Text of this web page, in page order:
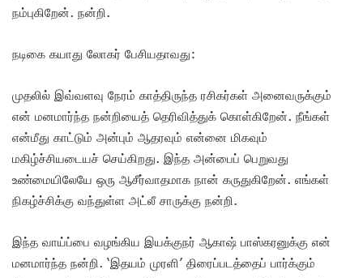
நம்புகிறேன். நன்றி.
நடிகை கயாது லோகர் பேசியதாவது:
முதலில் இவ்வளவு நேரம் காத்திருந்த ரசிகர்கள் அனைவருக்கும்
என் மனமார்ந்த நன்றியைத் தெரிவித்துக் கொள்கிறேன். நீங்கள்
என்மீது காட்டும் அன்பும் ஆதரவும் என்னை மிகவும்
மகிழ்ச்சியடையச் செய்கிறது. இந்த அன்பைப் பெறுவது
உண்மையிலேயே ஒரு ஆசீர்வாதமாக நான் கருதுகிறேன். எங்கள்
நிகழ்ச்சிக்கு வந்துள்ள அட்லீ சாருக்கு நன்றி.
இந்த வாய்ப்பை வழங்கிய இயக்குநர் ஆகாஷ் பாஸ்கரனுக்கு என்
மனமார்ந்த நன்றி. ‘இதயம் முரளி’ திரைப்படத்தைப் பார்க்கும்